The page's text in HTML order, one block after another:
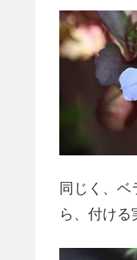
同じく、
ら、付ける